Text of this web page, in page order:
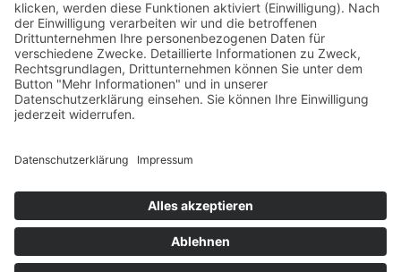
Startseite
Impressum
Datenschutzerklärung
Barrierefreiheitserklärung
Vertrag widerrufen
AGB
Zahlung & Versand
Startseite
Datenschutzerklärung
Barrierefreiheitserklärung
Vertrag widerrufen
Zahlung & Versand